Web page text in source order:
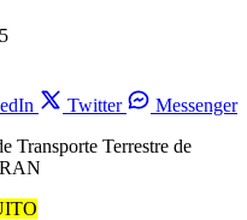
Twitter
Messenger
Transporte Terrestre de